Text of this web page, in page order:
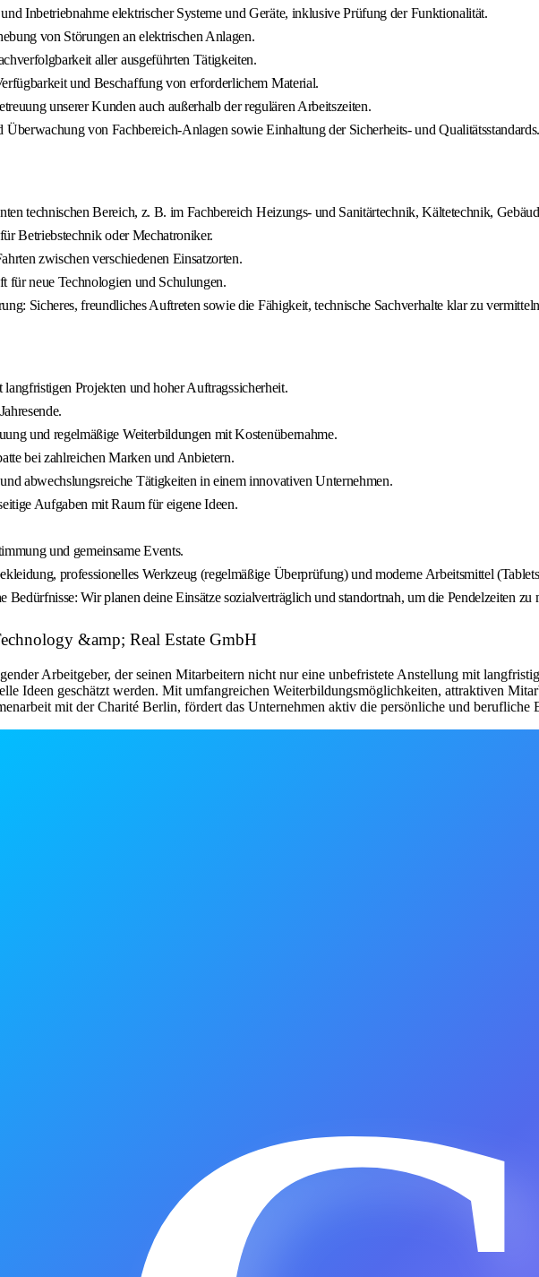
Inbetriebnahme elektrischer Systeme und Geräte, inklusive Prüfung der Funktionalität.
von Störungen an elektrischen Anlagen.
aller ausgeführten Tätigkeiten.
und Beschaffung von erforderlichem Material.
unserer Kunden auch außerhalb der regulären Arbeitszeiten.
Überwachung von Fachbereich-Anlagen sowie Einhaltung der Sicherheits- und
technischen Bereich, z. B. im Fachbereich Heizungs- und Sanitärtechnik, Kältetechnik,
Betriebstechnik oder Mechatroniker.
zwischen verschiedenen Einsatzorten.
für neue Technologien und Schulungen.
Sicheres, freundliches Auftreten sowie die Fähigkeit, technische Sachverhalte klar zu
Projekten und hoher Auftragssicherheit.
und regelmäßige Weiterbildungen mit Kostenübernahme.
bei zahlreichen Marken und Anbietern.
abwechslungsreiche Tätigkeiten in einem innovativen Unternehmen.
Aufgaben mit Raum für eigene Ideen.
und gemeinsame Events.
professionelles Werkzeug (regelmäßige Überprüfung) und moderne Arbeitsmittel
Bedürfnisse: Wir planen deine Einsätze sozialverträglich und standortnah, um die Pendelzeiten zu
&amp; Real Estate GmbH
Arbeitgeber, der seinen Mitarbeitern nicht nur eine unbefristete Anstellung mit
Ideen geschätzt werden. Mit umfangreichen Weiterbildungsmöglichkeiten, attraktiven
mit der Charité Berlin, fördert das Unternehmen aktiv die persönliche und